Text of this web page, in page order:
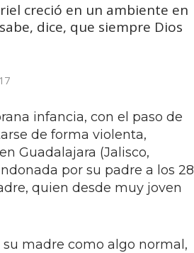
creció en un ambiente en
dice, que siempre Dios
infancia, con el paso de
de forma violenta,
Guadalajara (Jalisco,
por su padre a los 28
quien desde muy joven
madre como algo normal,